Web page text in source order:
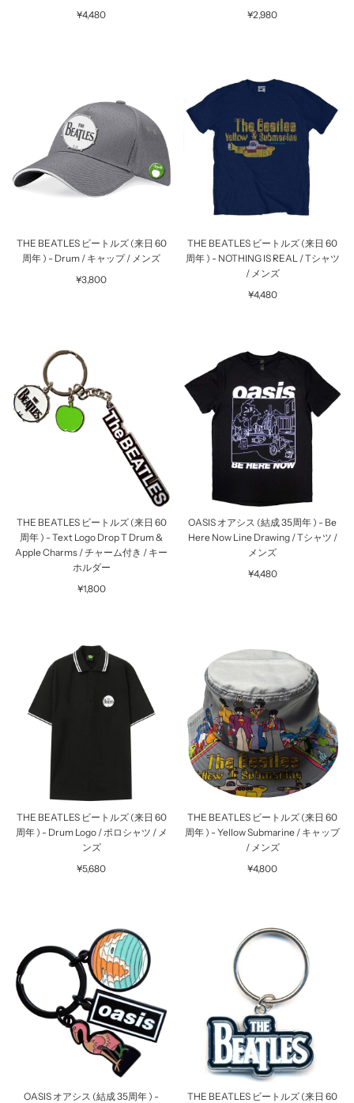
¥4,480
¥2,980
THE BEATLES ビートルズ (来日 60
周年 ) - Drum / キャップ / メンズ
¥3,800
THE BEATLES ビートルズ (来日 60
周年 ) - NOTHING IS REAL / Tシャツ
/ メンズ
¥4,480
THE BEATLES ビートルズ (来日 60
周年 ) - Text Logo Drop T Drum &
Apple Charms / チャーム付き / キー
ホルダー
¥1,800
OASIS オアシス (結成 35周年 ) - Be
Here Now Line Drawing / Tシャツ /
メンズ
¥4,480
THE BEATLES ビートルズ (来日 60
周年 ) - Drum Logo / ポロシャツ / メ
ンズ
¥5,680
THE BEATLES ビートルズ (来日 60
周年 ) - Yellow Submarine / キャップ
/ メンズ
¥4,800
OASIS オアシス (結成 35周年 ) -
THE BEATLES ビートルズ (来日 60